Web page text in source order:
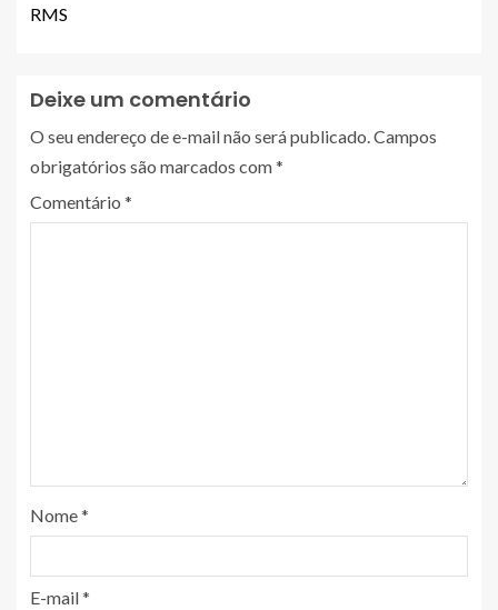
RMS
Deixe um comentário
O seu endereço de e-mail não será publicado.Campos
obrigatórios são marcados com*
Comentário *
Nome*
E-mail*